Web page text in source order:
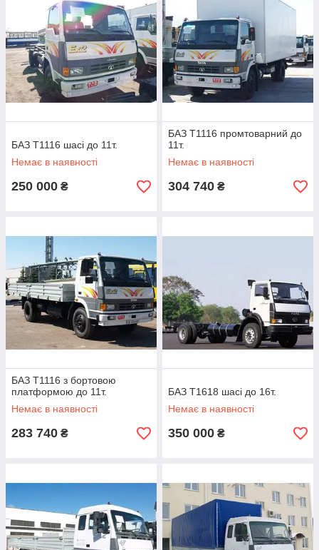
БАЗ Т1116 шасі до 11т.
Немає в наявності
250 000 ₴
БАЗ Т1116 промтоварний до
11т.
Немає в наявності
304 740 ₴
БАЗ Т1116 з бортовою
платформою до 11т.
Немає в наявності
283 740 ₴
БАЗ Т1618 шасі до 16т.
Немає в наявності
350 000 ₴